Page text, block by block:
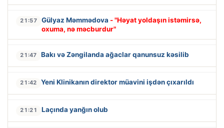
21:57 Gülyaz Məmmədova - "Həyat yoldaşın istəmirsə,
oxuma, nə məcburdur"
21:47 Bakı və Zəngilanda ağaclar qanunsuz kəsilib
21:42 Yeni Klinikanın direktor müavini işdən çıxarıldı
21:21 Laçında yanğın olub